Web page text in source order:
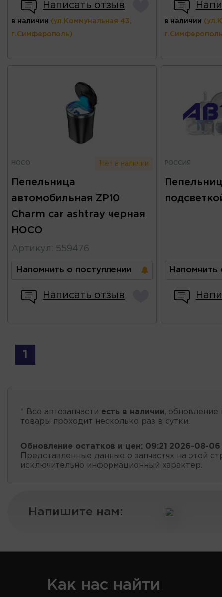
Написать отзыв
в наличии (ул.Коммунальная 43,
г.Симферополь)
в наличии
HOCO Нет в наличии
Пепельница
автомобильная ZP10
Charm car ashtray черная
HOCO
Артикул : 559476
Напомнить о поступлении
Написать отзыв
РОССИЯ
Напомнить
1
* Все автозапчасти есть в наличии, обновление
товары проходит несколько раз в сутки.
Обновление остатков и цен: 09:21 2026-08-06
Представленные данные о запчастях на этой
исключительно информационный характер.
Напишите нам:
Как нас найти